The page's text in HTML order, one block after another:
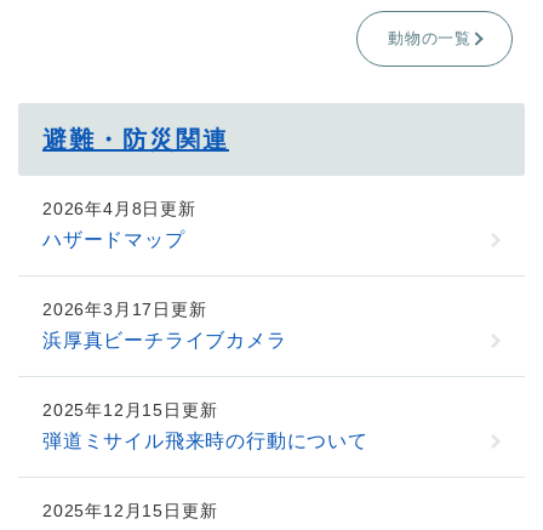
動物の一覧
避難・防災関連
2026年4月8日更新
ハザードマップ
2026年3月17日更新
浜厚真ビーチライブカメラ
2025年12月15日更新
弾道ミサイル飛来時の行動について
2025年12月15日更新